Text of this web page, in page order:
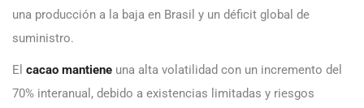
una producción a la baja en Brasil y un déficit global de
suministro.
El cacao mantiene una alta volatilidad con un incremento del
70% interanual, debido a existencias limitadas y riesgos